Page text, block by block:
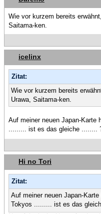
Wie vor kurzem bereits
Saitama-ken.
icelinx
Zitat:
Wie vor kurzem bereits
Urawa, Saitama-ken.
Auf meiner neuen Japan-Karte
......... ist es das gleiche ........
Hi no Tori
Zitat:
Auf meiner neuen Japan-
Tokyos ......... ist es das